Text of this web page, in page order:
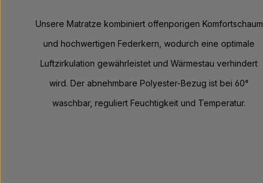
Unsere Matratze kombiniert offenporigen Komfortschaum
und hochwertigen Federkern, wodurch eine optimale
Luftzirkulation gewährleistet und Wärmestau verhindert
wird. Der abnehmbare Polyester-Bezug ist bei 60°
waschbar, reguliert Feuchtigkeit und Temperatur.